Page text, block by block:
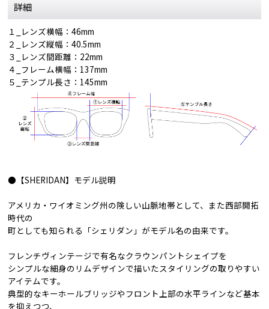
詳細
１_レンズ横幅：46mm
２_レンズ縦幅：40.5mm
３_レンズ間距離：22mm
４_フレーム横幅：137mm
５_テンプル長さ：145mm
●【SHERIDAN】モデル説明
アメリカ・ワイオミング州の険しい山脈地帯として、また西部開拓
時代の
町としても知られる「シェリダン」がモデル名の由来です。
フレンチヴィンテージで有名なクラウンパントシェイプを
シンプルな細身のリムデザインで描いたスタイリングの取りやすい
アイテムです。
典型的なキーホールブリッジやフロント上部の水平ラインなど基本
を抑えつつ、